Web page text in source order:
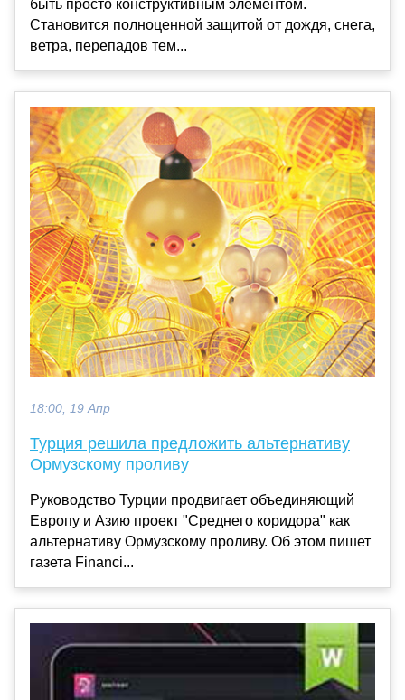
быть просто конструктивным элементом.
Становится полноценной защитой от дождя, снега,
ветра, перепадов тем...
18:00, 19 Апр
Турция решила предложить альтернативу
Ормузскому проливу
Руководство Турции продвигает объединяющий
Европу и Азию проект "Среднего коридора" как
альтернативу Ормузскому проливу. Об этом пишет
газета Financi...